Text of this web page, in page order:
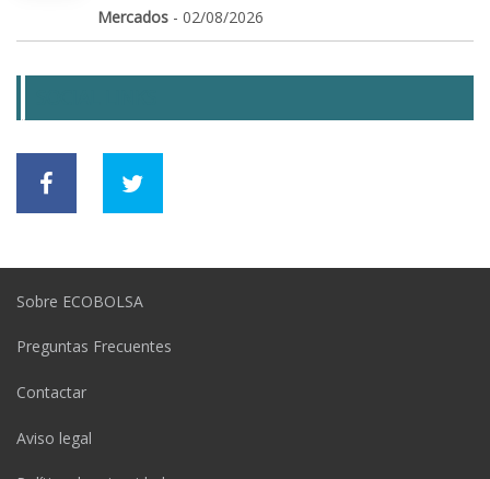
Mercados - 02/08/2026
Sobre ECOBOLSA
Preguntas Frecuentes
Contactar
Aviso legal